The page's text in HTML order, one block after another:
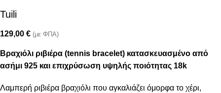
Tuili
129,00 € (με ΦΠΑ)
Βραχιόλι ριβιέρα (tennis bracelet) κατασκευασμένο από
ασήμι 925 και επιχρύσωση υψηλής ποιότητας 18k
Λαμπερή ριβιέρα βραχιόλι που αγκαλιάζει όμορφα το χέρι,